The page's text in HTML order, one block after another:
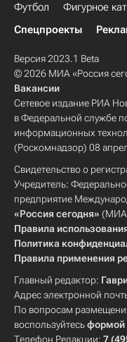
Футбол Фигурное
Спецпроекты
Версия 2023.1 Beta
© 2026 МИА «Россия
Вакансии
Сетевое издание РИА
в Федеральной службе
информационных
(Роскомнадзор) 08
Свидетельство о
Учредитель:
предприятие
«Россия сегодня» (МИА
Правила
Политика
Правила применения
Главный редактор:
Адрес электронной
По вопросам
воспользуйтесьформой
Телефон Редакции: 7